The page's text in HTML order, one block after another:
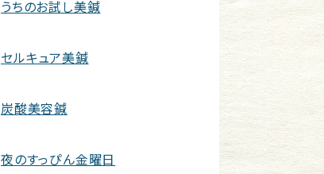
うちのお試し美鍼
セルキュア美鍼
炭酸美容鍼
夜のすっぴん金曜日